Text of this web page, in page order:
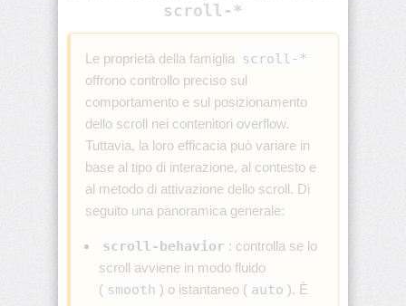
block-
border-
block-
border-
block-
border-
scroll-*
Le proprietà della famiglia scroll-*
offrono controllo preciso sul
comportamento e sul posizionamento
dello scroll nei contenitori overflow.
Tuttavia, la loro efficacia può variare in
base al tipo di interazione, al contesto e
al metodo di attivazione dello scroll. Di
seguito una panoramica generale:
scroll-behavior : controlla se lo
scroll avviene in modo fluido
( smooth ) o istantaneo ( auto ). È